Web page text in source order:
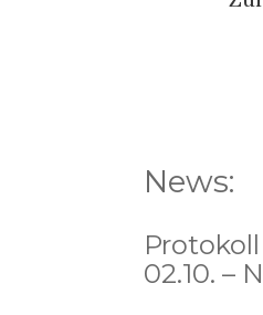
News:
02.10. –